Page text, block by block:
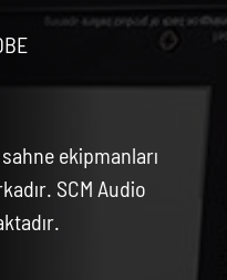
ekipmanları
SCM Audio